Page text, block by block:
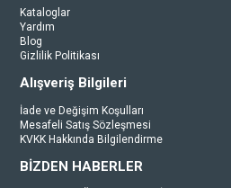
Kataloglar
Yardım
Blog
Gizlilik Politikası
Alışveriş Bilgileri
İade ve Değişim Koşulları
Mesafeli Satış Sözleşmesi
KVKK Hakkında Bilgilendirme
BİZDEN HABERLER